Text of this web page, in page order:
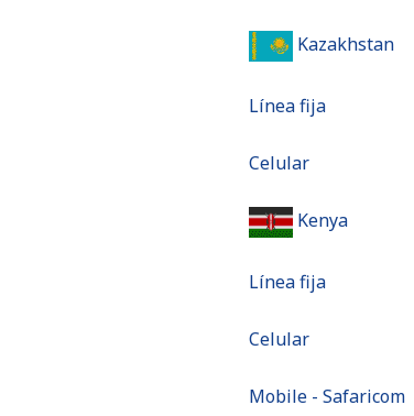
Kazakhstan
Línea fija
Celular
Kenya
Línea fija
Celular
Mobile - Safaricom